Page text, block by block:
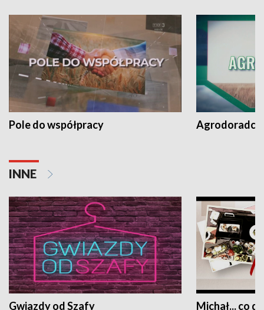
Pole do współpracy Agrodoradcy
INNE
Gwiazdy od Szafy Michał... co